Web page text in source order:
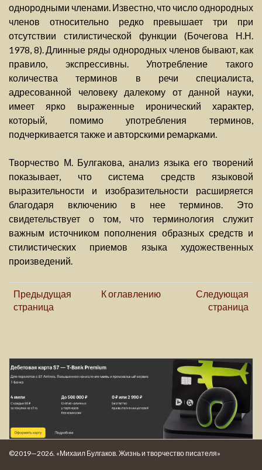
однородными членами. Известно, что число однородных
членов относительно редко превышает три при
отсутствии стилистической функции (Бочегова Н.Н.
1978, 8). Длинные ряды однородных членов бывают, как
правило, экспрессивны. Употребление такого
количества терминов в речи специалиста,
адресованной человеку далекому от данной науки,
имеет ярко выраженные иронический характер,
который, помимо употребления терминов,
подчеркивается также и авторскими ремарками.
Творчество М. Булгакова, анализ языка его творений
показывает, что система средств языковой
выразительности и изобразительности расширяется
благодаря включению в нее терминов. Это
свидетельствует о том, что терминология служит
важным источником пополнения образных средств и
стилистических приемов языка художественных
произведений.
Предыдущая
страница
К оглавлению
Следующая
страница
©2019—2026. «Михаил Булгаков. Жизнь и творчество писателя»